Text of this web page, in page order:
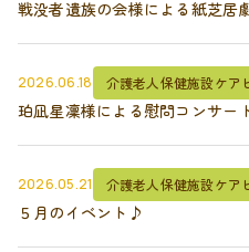
戦没者遺族の会様による紙芝居
2026.06.18 介護老人保健施設ケア
珀凪星凜様による慰問コンサー
2026.05.21 介護老人保健施設ケア
５月のイベント♪